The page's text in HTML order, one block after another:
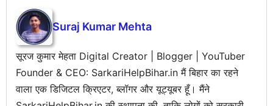
Suraj Kumar Mehta
सूरज कुमार मेहता Digital Creator | Blogger | YouTuber
Founder & CEO: SarkariHelpBihar.in मैं बिहार का रहने
वाला एक डिजिटल क्रिएटर, ब्लॉगर और यूट्यूबर हूँ। मैंने